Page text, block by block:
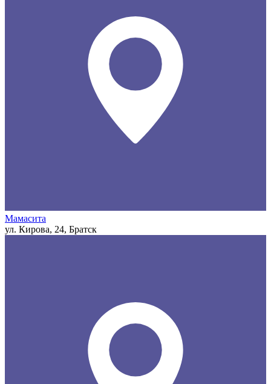
Мамасита
ул. Кирова, 24, Братск